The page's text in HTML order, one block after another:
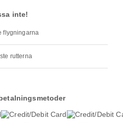
inte!
flygningarna
rutterna